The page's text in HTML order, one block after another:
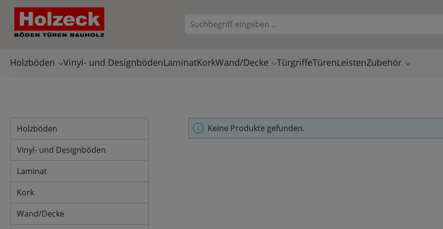
Zur Suche springen
Holzböden Vinyl- und DesignbödenLaminatKorkWand/Decke TürgriffeTürenLeistenZubehör
Holzböden
Vinyl- und Designböden
Laminat
Kork
Wand/Decke
Keine Produkte gefunden.